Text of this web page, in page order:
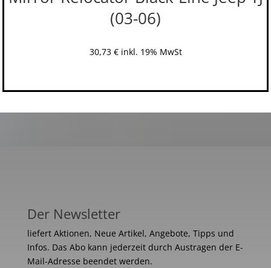
(03-06)
30,73 € inkl. 19% MwSt
Der Newsletter
liefert Aktionen, Neue Artikel, Angebote, Tipps und
Infos. Das Abo kann jederzeit durch Austragen der E-
Mail-Adresse beendet werden.